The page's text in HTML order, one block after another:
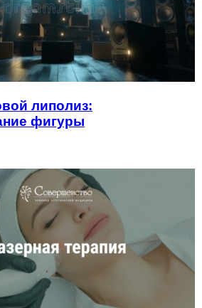
липолиз:
фигуры